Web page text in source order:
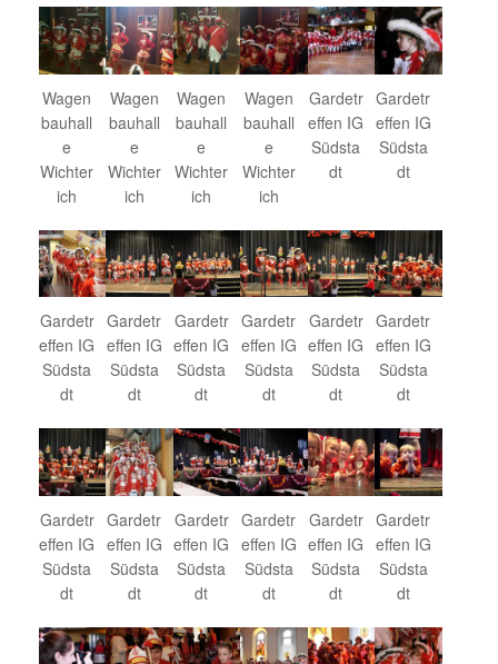
Wagen
bauhall
e
Wichter
ich
Wagen
bauhall
e
Wichter
ich
Wagen
bauhall
e
Wichter
ich
Wagen
bauhall
e
Wichter
ich
Gardetr
effen IG
Südsta
dt
Gardetr
effen IG
Südsta
dt
Gardetr
effen IG
Südsta
dt
Gardetr
effen IG
Südsta
dt
Gardetr
effen IG
Südsta
dt
Gardetr
effen IG
Südsta
dt
Gardetr
effen IG
Südsta
dt
Gardetr
effen IG
Südsta
dt
Gardetr
effen IG
Südsta
dt
Gardetr
effen IG
Südsta
dt
Gardetr
effen IG
Südsta
dt
Gardetr
effen IG
Südsta
dt
Gardetr
effen IG
Südsta
dt
Gardetr
effen IG
Südsta
dt